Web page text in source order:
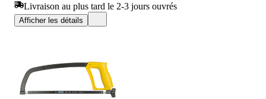
Livraison au plus tard le 2-3 jours ouvrés
Afficher les détails